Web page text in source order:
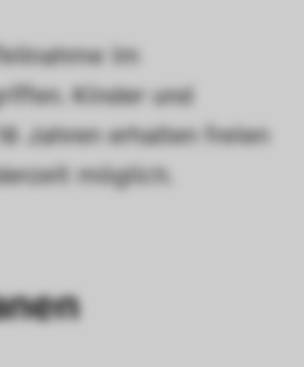
im
Kinder und
Jahren erhalten freien
möglich.